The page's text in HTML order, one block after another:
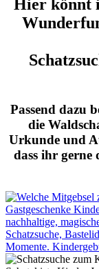
Hier könnt
Passend dazu
die
Urkunde und
dass ihr gerne